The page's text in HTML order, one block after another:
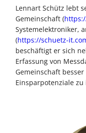
Lennart Schütz lebt
Gemeinschaft (
Systemelektroniker,
(https://schuetz-
beschäftigt er sich
Erfassung von
Gemeinschaft
Einsparpotenziale